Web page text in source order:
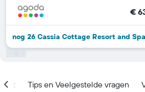
€
nog 26 Cassia Cottage Resort and
Tips en Veelgestelde vragen